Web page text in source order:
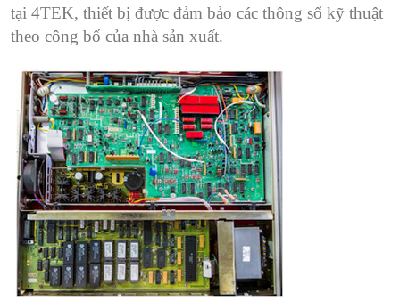
tại 4TEK, thiết bị được đảm bảo các thông số kỹ thuật
theo công bố của nhà sản xuất.